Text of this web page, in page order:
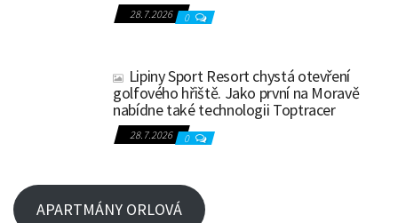
28.7.2026 0
Lipiny Sport Resort chystá otevření
golfového hřiště. Jako první na Moravě
nabídne také technologii Toptracer
28.7.2026 0
APARTMÁNY ORLOVÁ